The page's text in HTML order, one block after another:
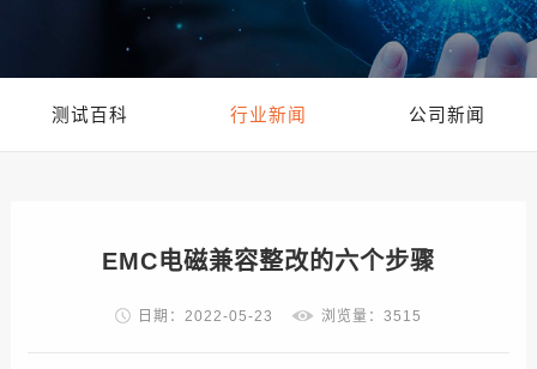
测试百科 行业新闻 公司新闻
EMC电磁兼容整改的六个步骤
日期：2022-05-23 浏览量：3515